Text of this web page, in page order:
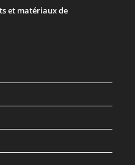
et matériaux de